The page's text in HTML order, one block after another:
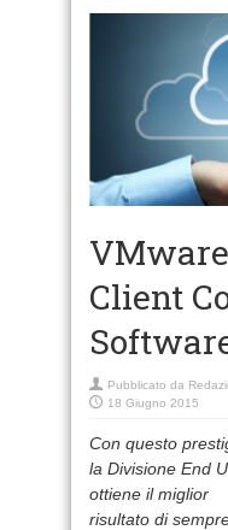
Client
Pubblicato da
18 Giugno 2015
Con questo
la Divisione End
ottiene il miglior
risultato di